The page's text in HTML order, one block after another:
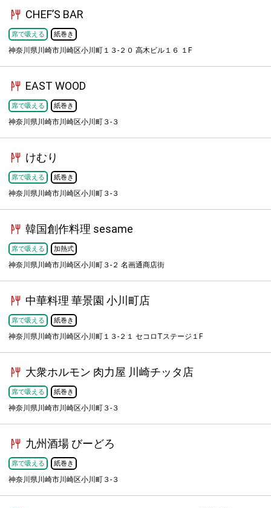
CHEF’S BAR
席で吸える 紙巻き
神奈川県川崎市川崎区小川町１３-２０ 高木ビル１６ １F
EAST WOOD
席で吸える 紙巻き
神奈川県川崎市川崎区小川町３-３
けむり
席で吸える 紙巻き
神奈川県川崎市川崎区小川町３-３
韓国創作料理 sesame
席で吸える 加熱式
神奈川県川崎市川崎区小川町３-２ 名画通商店街
中華料理 華景園 小川町店
席で吸える 紙巻き
神奈川県川崎市川崎区小川町１３-２１ セコロTステージ１F
大衆ホルモン 肉力屋 川崎チッタ店
席で吸える 紙巻き
神奈川県川崎市川崎区小川町３-３
九州酒場 びーどろ
席で吸える 紙巻き
神奈川県川崎市川崎区小川町３-３